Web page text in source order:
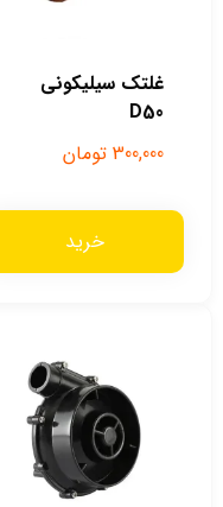
غلتک سیلیکونی
D50
300,000 تومان
خرید